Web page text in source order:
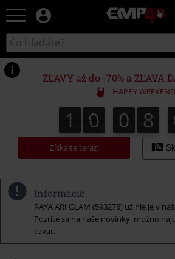
EMP
Hudba,
filmy
&
seriály,
Merch
pre
hráčov,
móda
Katalóg
vyhľadávania
ZĽAVY až do -70% a ZĽAVA
HAPPY WEEKEND
1
1 0
0 0
0 8
8
Získajte teraz!
Informácie
RAYA ARI GLAM (593275) už nie je v
Pozrite sa na naše novinky, možno
tovar.